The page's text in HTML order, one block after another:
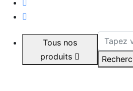
Tous nos
produits